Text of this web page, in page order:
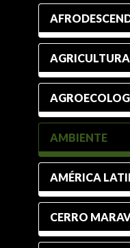
AGRICULTURA
AMBIENTE
AMÉRICA
CERRO